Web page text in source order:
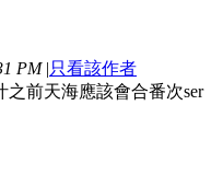
PM |只看該作者
前天海應該會合番次ser